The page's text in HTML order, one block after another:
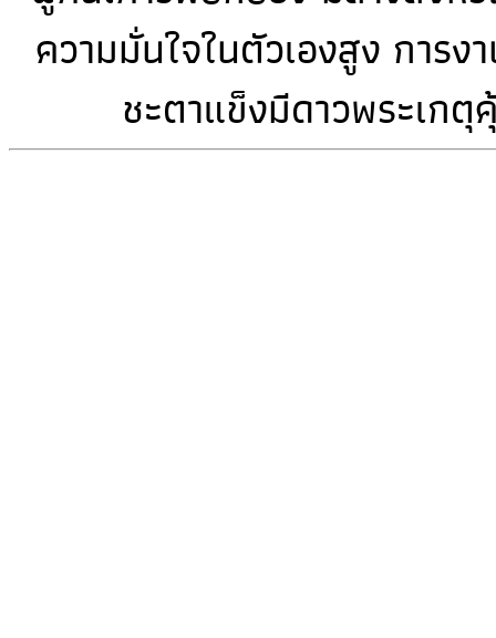
ความมั่นใจในตัวเองสูง การ
ชะตาแข็งมีดาวพระเก